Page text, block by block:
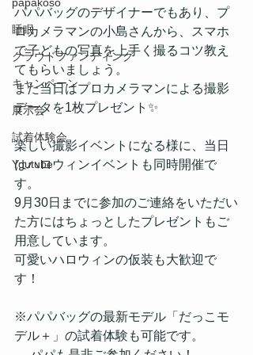
睡眠
クラウドファンディング
キャンペーン
展示会
試着体験会
Youtube
パパバッグのデザイナーでもあり、プ
ロカメラマンの小島さんから、スマホ
で子どもの写真を上手く撮るコツ教え
てもらいましょう。
また当日はプロカメラマンによる撮影
データを1枚プレゼント✨
楽しい撮影イベントになる様に、当日
はハロウィンイベントも同時開催で
す。
9月30日までに参加のご連絡をいただい
た方にはちょっとしたプレゼントもご
用意しています。
可愛いハロウィンの仮装も大歓迎で
す！
※パパバッグの最新モデル「だっこモ
デル＋」の試着体験も可能です。